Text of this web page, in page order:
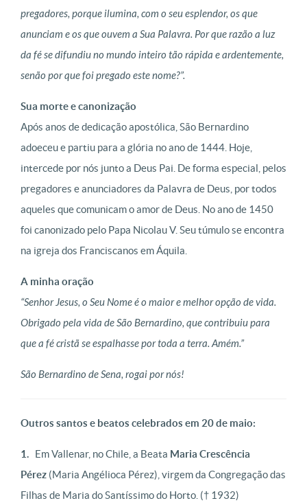
pregadores, porque ilumina, com o seu esplendor, os que
anunciam e os que ouvem a Sua Palavra. Por que razão a luz
da fé se difundiu no mundo inteiro tão rápida e ardentemente,
senão por que foi pregado este nome?”.
Sua morte e canonização
Após anos de dedicação apostólica, São Bernardino
adoeceu e partiu para a glória no ano de 1444. Hoje,
intercede por nós junto a Deus Pai. De forma especial, pelos
pregadores e anunciadores da Palavra de Deus, por todos
aqueles que comunicam o amor de Deus. No ano de 1450
foi canonizado pelo Papa Nicolau V. Seu túmulo se encontra
na igreja dos Franciscanos em Áquila.
A minha oração
“Senhor Jesus, o Seu Nome é o maior e melhor opção de vida.
Obrigado pela vida de São Bernardino, que contribuiu para
que a fé cristã se espalhasse por toda a terra. Amém.”
São Bernardino de Sena, rogai por nós!
Outros santos e beatos celebrados em 20 de maio:
1. Em Vallenar, no Chile, a Beata Maria Crescência
Pérez (Maria Angélioca Pérez), virgem da Congregação das
Filhas de Maria do Santíssimo do Horto. († 1932)